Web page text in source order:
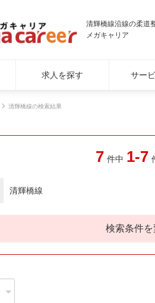
清輝橋線沿線の柔道
メガキャリア
求人を探す サー
清輝橋線の検索結果
7 件中 1-7
清輝橋線
検索条件を